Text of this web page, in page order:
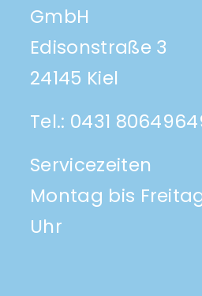
GmbH
Edisonstraße 3
24145 Kiel
Tel.: 0431
Servicezeiten
Montag bis
Uhr